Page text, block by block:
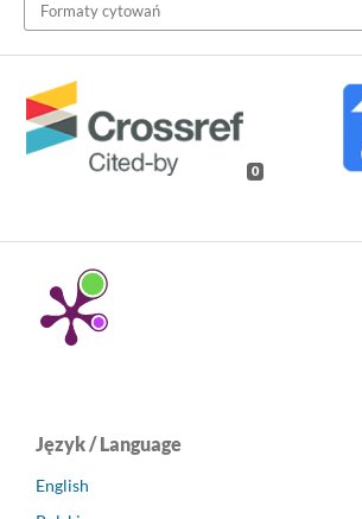
Formaty cytowań
0
Język / Language
English